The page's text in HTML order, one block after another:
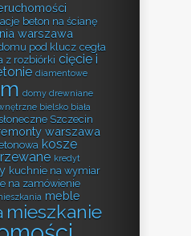
beton na ścianę
warszawa
pod klucz cegła
z rozbiórki cięcie i
diamentowe
domy drewniane
bielsko biała
Szczecin
warszawa
kosze
kredyt
kuchnie na wymiar
na zamówienie
meble
mieszkanie